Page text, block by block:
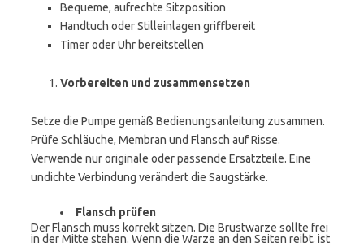
Bequeme, aufrechte Sitzposition
Handtuch oder Stilleinlagen griffbereit
Timer oder Uhr bereitstellen
Vorbereiten und zusammensetzen
Setze die Pumpe gemäß Bedienungsanleitung zusammen.
Prüfe Schläuche, Membran und Flansch auf Risse.
Verwende nur originale oder passende Ersatzteile. Eine
undichte Verbindung verändert die Saugstärke.
Flansch prüfen
Der Flansch muss korrekt sitzen. Die Brustwarze sollte frei
in der Mitte stehen. Wenn die Warze an den Seiten reibt, ist